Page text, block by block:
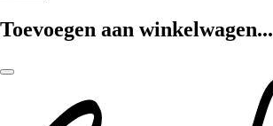
Toevoegen aan winkelwagen...